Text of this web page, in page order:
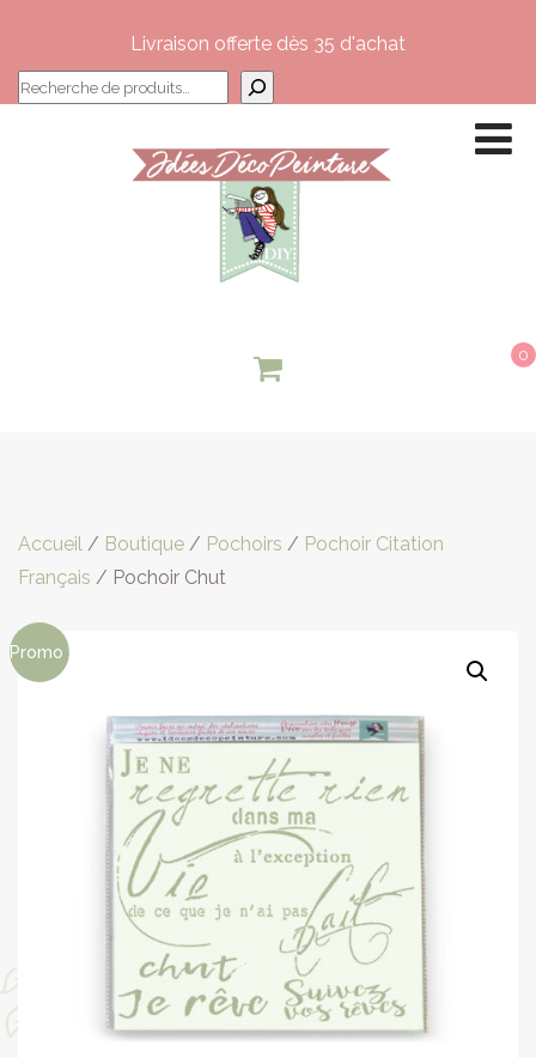
Livraison offerte dès 35 d'achat
0
Accueil / Boutique / Pochoirs / Pochoir Citation
Français / Pochoir Chut
Promo !